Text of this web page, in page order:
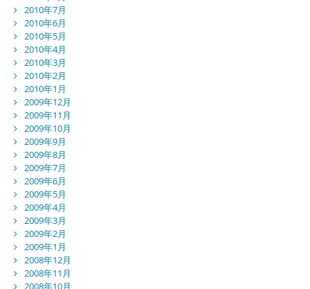
2010年7月
2010年6月
2010年5月
2010年4月
2010年3月
2010年2月
2010年1月
2009年12月
2009年11月
2009年10月
2009年9月
2009年8月
2009年7月
2009年6月
2009年5月
2009年4月
2009年3月
2009年2月
2009年1月
2008年12月
2008年11月
2008年10月